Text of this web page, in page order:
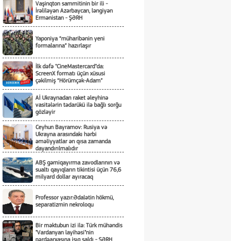
Vaşinqton sammitinin bir ili -
İrəliləyən Azərbaycan, ləngiyən
Ermənistan - ŞƏRH
Yaponiya “müharibənin yeni
formalarına” hazırlaşır
İlk dəfə "CineMastercard"da:
ScreenX formatı üçün xüsusi
çəkilmiş “Hörümçək-Adam”
Aİ Ukraynadan raket əleyhinə
vasitələrin tədarükü ilə bağlı sorğu
gözləyir
Ceyhun Bayramov: Rusiya və
Ukrayna arasındakı hərbi
əməliyyatlar ən qısa zamanda
dayandırılmalıdır
ABŞ gəmiqayırma zavodlarının və
sualtı qayıqların tikintisi üçün 76,6
milyard dollar ayıracaq
Professor yazır:Ədalətin hökmü,
separatizmin nekroloqu
Bir məktubun izi ilə: Türk mühəndis
"Vardanyan layihəsi"nin